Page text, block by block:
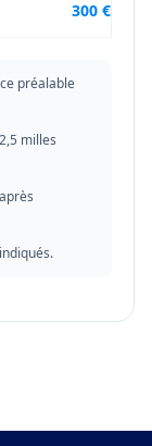
300 €
préalable
milles